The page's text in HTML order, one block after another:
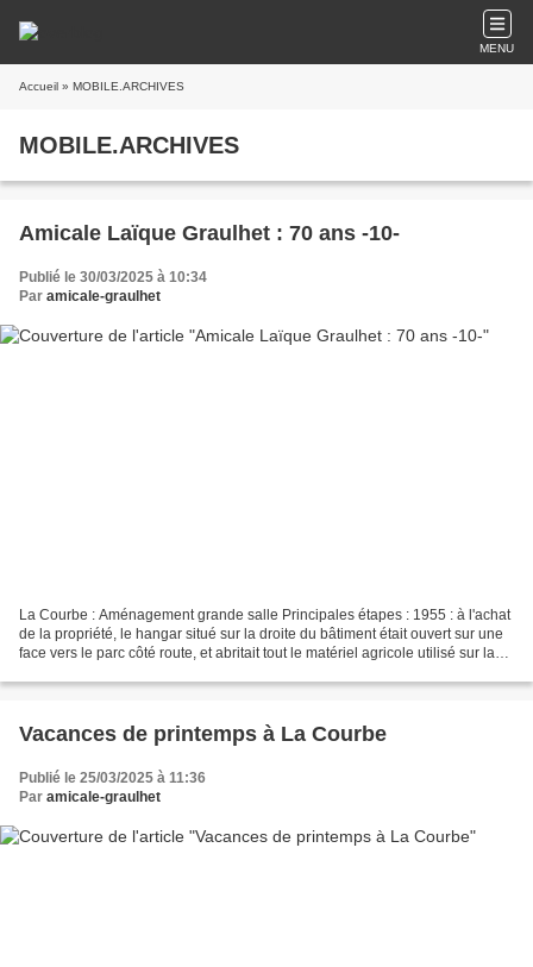
MENU
Accueil » MOBILE.ARCHIVES
MOBILE.ARCHIVES
Amicale Laïque Graulhet : 70 ans -10-
Publié le 30/03/2025 à 10:34
Par amicale-graulhet
La Courbe : Aménagement grande salle Principales étapes : 1955 : à l'achat
de la propriété, le hangar situé sur la droite du bâtiment était ouvert sur une
face vers le parc côté route, et abritait tout le matériel agricole utilisé sur la
Vacances de printemps à La Courbe
Publié le 25/03/2025 à 11:36
Par amicale-graulhet